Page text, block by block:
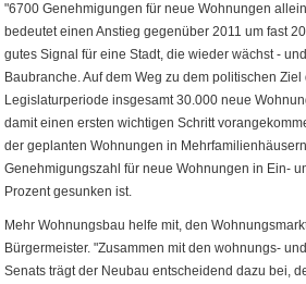
"6700 Genehmigungen für neue Wohnungen
bedeutet einen Anstieg gegenüber 2011 um fast
gutes Signal für eine Stadt, die wieder wächst -
Baubranche. Auf dem Weg zu dem politischen
Legislaturperiode insgesamt 30.000 neue
damit einen ersten wichtigen Schritt
der geplanten Wohnungen in
Genehmigungszahl für neue Wohnungen in Ein-
Prozent gesunken ist.
Mehr Wohnungsbau helfe mit, den
Bürgermeister. "Zusammen mit den wohnungs-
Senats trägt der Neubau entscheidend dazu bei,